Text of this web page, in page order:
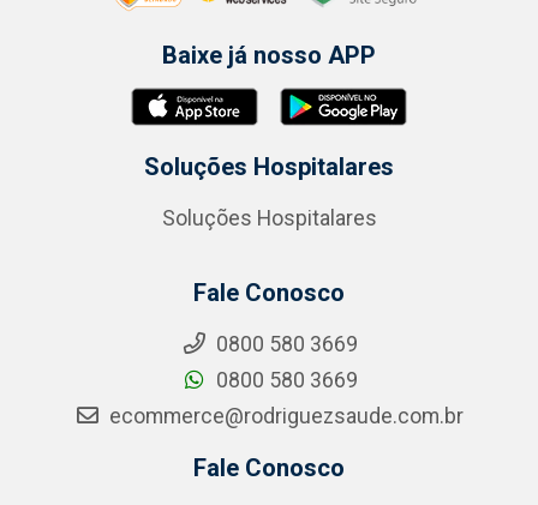
Baixe já nosso APP
Soluções Hospitalares
Soluções Hospitalares
Fale Conosco
0800 580 3669
0800 580 3669
ecommerce@rodriguezsaude.com.br
Fale Conosco